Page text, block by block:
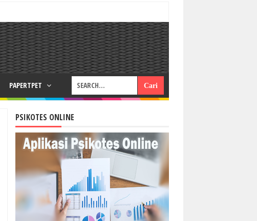
PAPERTPET
PSIKOTES ONLINE